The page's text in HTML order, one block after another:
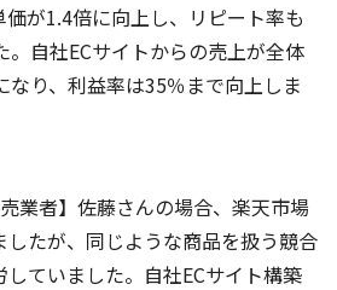
が1.4倍に向上し、リピート率も
自社ECサイトからの売上が全体
なり、利益率は35％まで向上しま
業者】佐藤さんの場合、楽天市場
たが、同じような商品を扱う競合
ていました。自社ECサイト構築